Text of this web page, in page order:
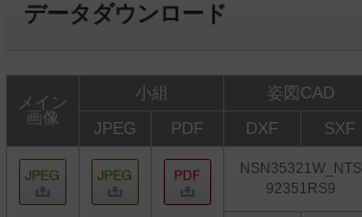
データダウンロード
メイン
画像
小組 姿図CAD
JPEG
PDF DXF SXF
NSN35321W_NTS
92351RS9